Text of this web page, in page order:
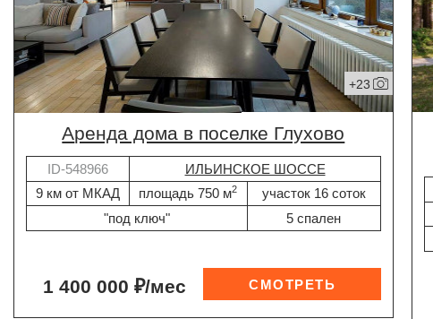
+23
Аренда дома в поселке Глухово
ID-548966
ИЛЬИНСКОЕ ШОССЕ
9 км от МКАД
площадь 750 м2
участок 16 соток
"под ключ"
5 спален
1 400 000 ₽/мес